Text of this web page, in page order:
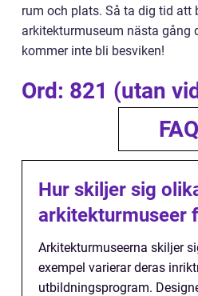
rum och plats. Så ta dig tid att
arkitekturmuseum nästa gång
kommer inte bli besviken!
Ord: 821 (utan
FAQ
Hur skiljer sig
arkitekturmuseer
Arkitekturmuseerna skiljer
exempel varierar deras
utbildningsprogram.